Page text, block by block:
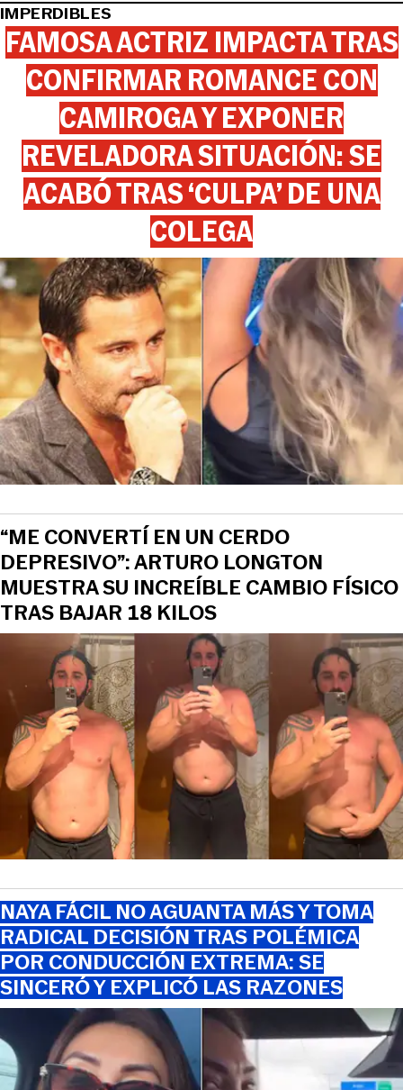
IMPERDIBLES
FAMOSA ACTRIZ IMPACTA TRAS
CONFIRMAR ROMANCE CON
CAMIROGA Y EXPONER
REVELADORA SITUACIÓN: SE
ACABÓ TRAS ‘CULPA’ DE UNA
COLEGA
“ME CONVERTÍ EN UN CERDO
DEPRESIVO”: ARTURO LONGTON
MUESTRA SU INCREÍBLE CAMBIO FÍSICO
TRAS BAJAR 18 KILOS
NAYA FÁCIL NO AGUANTA MÁS Y TOMA
RADICAL DECISIÓN TRAS POLÉMICA
POR CONDUCCIÓN EXTREMA: SE
SINCERÓ Y EXPLICÓ LAS RAZONES